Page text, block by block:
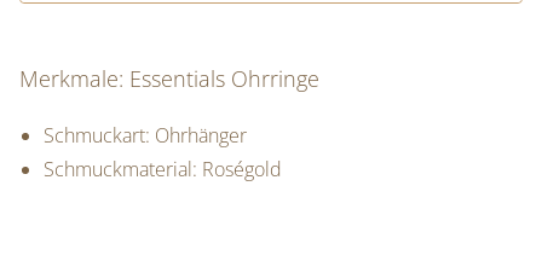
Merkmale: Essentials Ohrringe
Schmuckart: Ohrhänger
Schmuckmaterial: Roségold